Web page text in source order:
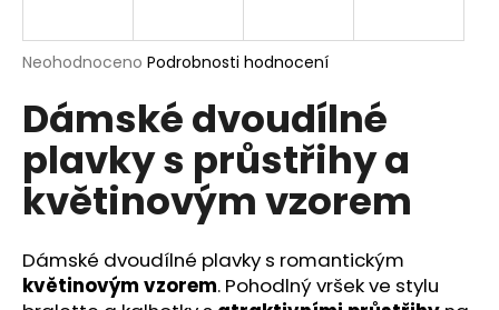
Průměrné
produktu
je
5
hvězdiček.
Neohodnoceno Podrobnosti hodnocení
Dámské dvoudílné
plavky s průstřihy a
květinovým vzorem
Dámské dvoudílné plavky s romantickým
květinovým vzorem. Pohodlný vršek ve stylu
j
t
?
HLEDAT